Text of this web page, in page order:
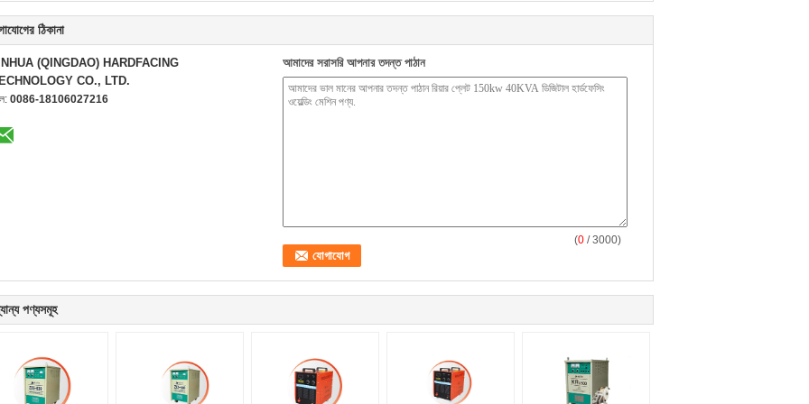
ঠিকানা
(QINGDAO) HARDFACING
CO., LTD.
0086-18106027216
আমাদের সরাসরি আপনার তদন্ত পাঠান
(0 / 3000)
পণ্যসমূহ